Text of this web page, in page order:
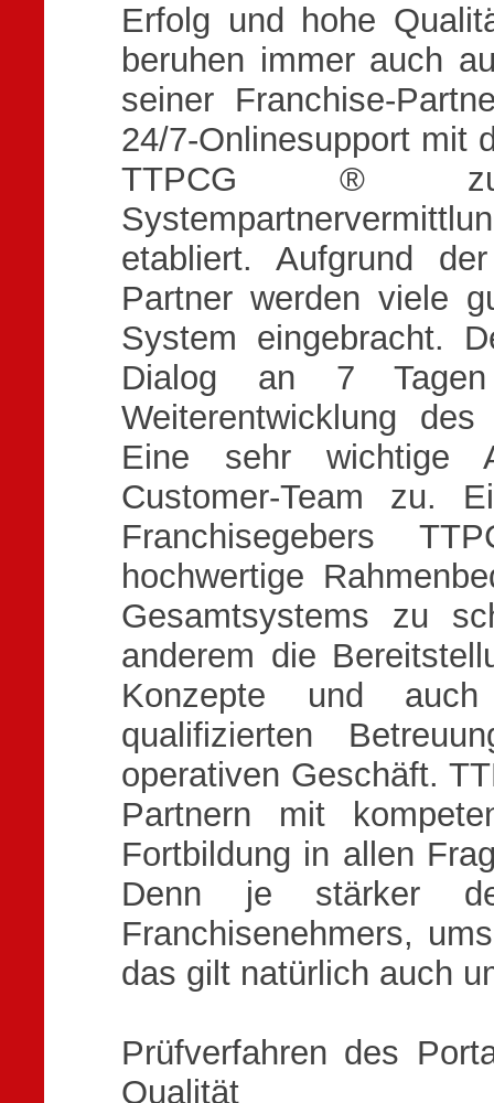
Erfolg und hohe
beruhen immer auch
seiner Franchise-
24/7-Onlinesupport mit
TTPCG ®
etabliert. Aufgrund
Partner werden viele
System eingebracht.
Dialog an 7
Weiterentwicklung
Eine sehr wichtige
Customer-Team zu.
Franchisegebers
hochwertige
Gesamtsystems zu
anderem die
Konzepte und
qualifizierten
operativen Geschäft.
Partnern mit
Fortbildung in allen
Denn je stärker
Franchisenehmers,
das gilt natürlich auch
Prüfverfahren des
Qualität